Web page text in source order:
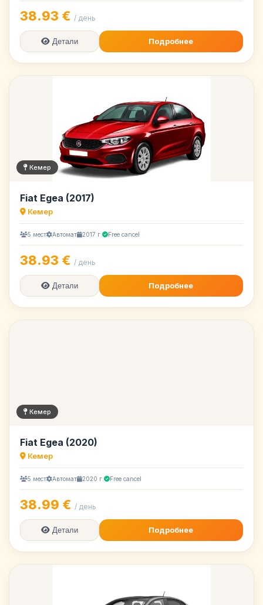
38.93 € / день
Детали Подробнее
Кемер
Fiat Egea (2017)
Кемер
5 мест Автомат 2017 г. Free cancel
38.93 € / день
Детали Подробнее
Кемер
Fiat Egea (2020)
Кемер
5 мест Автомат 2020 г. Free cancel
38.99 € / день
Детали Подробнее